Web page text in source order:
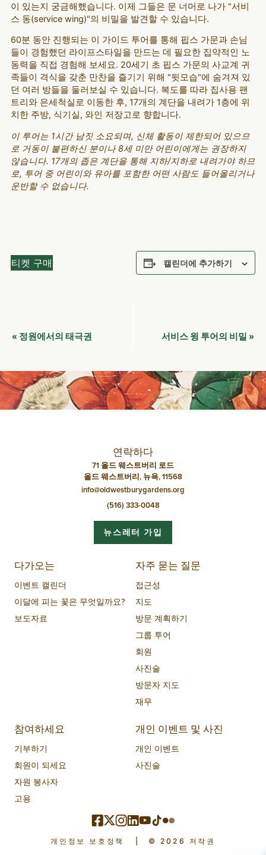
이 있는지 궁금해했습니다. 이제 그들은 문 너머로 나가 "서비
스 동(service wing)"의 비밀을 발견할 수 있습니다.
60분 동안 진행되는 이 가이드 투어를 통해 핍스 가문과 손님
들이 경험했던 라이프스타일을 만드는 데 필요한 집약적인 노
동력을 직접 경험해 보세요. 20세기 초 핍스 가문의 사교계 귀
족들이 격식을 갖춘 만찬을 즐기기 위해 "뒷모습"에 숨겨져 있
던 여러 방들을 둘러보실 수 있습니다. 복도를 따라 집사용 팬
트리와 은세척실로 이동한 후, 17개의 계단을 내려가 1층에 위
치한 주방, 식기실, 와인 저장고로 향합니다.
이 투어는 1시간 남짓 소요되며, 신체 활동이 제한되어 있으므
로 거동이 불편하신 분이나 8세 미만 어린이에게는 권장하지
않습니다. 17개의 좁은 계단을 통해 지하/지하로 내려가야 하므
로, 투어 중 어린이와 유아를 포함한 어떤 사람도 들어올리거나
운반할 수 없습니다.
티켓 구매 캘린더에 추가하기
이
트
네
비
« 정원에서의 태극권 서비스 윙 투어의 비밀 »
연락하다
71 올드 웨스트버리 로드
올드 웨스트버리, 뉴욕, 11568
info@oldwestburygardens.org
(516) 333-0048
뉴스레터 가입
다가오는
이벤트 캘린더
이달에 피는 꽃은 무엇일까요?
보도자료
자주 묻는 질문
접근성
지도
방문 계획하기
그룹 투어
회원
사진술
방문자 지도
재무
참여하세요
기부하기
회원이 되세요
자원 봉사자
고용
개인 이벤트 및 사진
개인 이벤트
사진술
개인정보 보호정책 © 2026 저작권